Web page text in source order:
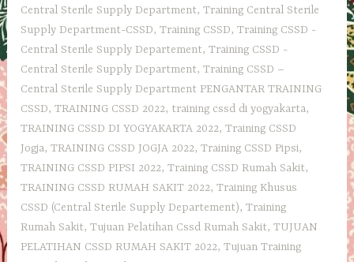
Central Sterile Supply Department,Training Central Sterile
Supply Department-CSSD,Training CSSD,Training CSSD -
Central Sterile Supply Departement,Training CSSD -
Central Sterile Supply Department,Training CSSD –
Central Sterile Supply Department PENGANTAR TRAINING
CSSD,TRAINING CSSD 2022, training cssd di yogyakarta,
TRAINING CSSD DI YOGYAKARTA 2022,Training CSSD
Jogja,TRAINING CSSD JOGJA 2022,Training CSSD Pipsi,
TRAINING CSSD PIPSI 2022,Training CSSD Rumah Sakit,
TRAINING CSSD RUMAH SAKIT 2022,Training Khusus
CSSD (Central Sterile Supply Departement),Training
Rumah Sakit,Tujuan Pelatihan Cssd Rumah Sakit,TUJUAN
PELATIHAN CSSD RUMAH SAKIT 2022,Tujuan Training